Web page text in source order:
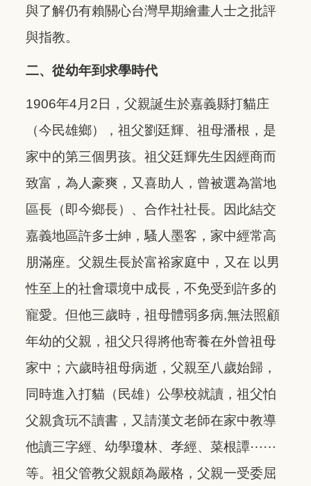
與了解仍有賴關心台灣早期繪畫人士之批評
與指教。
二、從幼年到求學時代
1906年4月2日，父親誕生於嘉義縣打貓庄
（今民雄鄉），祖父劉廷輝、祖母潘根，是
家中的第三個男孩。祖父廷輝先生因經商而
致富，為人豪爽，又喜助人，曾被選為當地
區長（即今鄉長）、合作社社長。因此結交
嘉義地區許多士紳，騷人墨客，家中經常高
朋滿座。父親生長於富裕家庭中，又在 以男
性至上的社會環境中成長，不免受到許多的
寵愛。但他三歲時，祖母體弱多病,無法照顧
年幼的父親，祖父只得將他寄養在外曾祖母
家中；六歲時祖母病逝，父親至八歲始歸，
同時進入打貓（民雄）公學校就讀，祖父怕
父親貪玩不讀書，又請漢文老師在家中教導
他讀三字經、幼學瓊林、孝經、菜根譚⋯⋯
等。祖父管教父親頗為嚴格，父親一受委屈